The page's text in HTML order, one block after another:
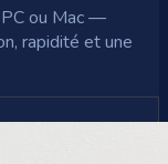
ou Mac —
rapidité et une